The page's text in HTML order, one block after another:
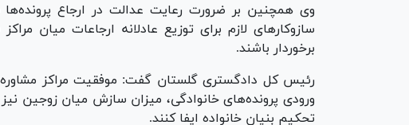
وی همچنین بر ضرورت رعایت عدالت در ارجاع پرونده‌ها
سازوکار‌های لازم برای توزیع عادلانه ارجاعات میان
برخوردار باشند.
رئیس کل دادگستری گلستان گفت: موفقیت مراکز
ورودی پرونده‌های خانوادگی، میزان سازش میان زوجین
تحکیم بنیان خانواده ایفا کنند.